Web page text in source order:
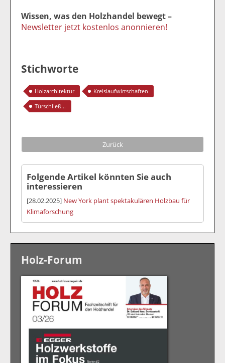
Wissen, was den Holzhandel bewegt –
Newsletter jetzt kostenlos anonnieren!
Stichworte
Holzarchitektur
Kreislaufwirtschaften
Türschließ...
Zurück
Folgende Artikel könnten Sie auch
interessieren
[28.02.2025] New York plant spektakulären Holzbau für
Klimaforschung
Holz-Forum